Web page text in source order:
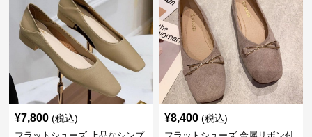
¥7,800 (税込) ¥8,400 (税込)